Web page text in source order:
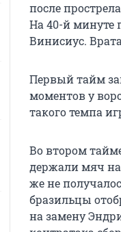
после
На 40-й минуте
Винисиус.
Первый тайм
моментов у
такого темпа
Во втором
держали мяч
же не
бразильцы
на замену